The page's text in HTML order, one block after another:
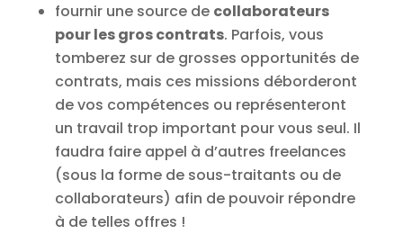
fournir une source de collaborateurs
pour les gros contrats. Parfois, vous
tomberez sur de grosses opportunités de
contrats, mais ces missions déborderont
de vos compétences ou représenteront
un travail trop important pour vous seul. Il
faudra faire appel à d’autres freelances
(sous la forme de sous-traitants ou de
collaborateurs) afin de pouvoir répondre
à de telles offres !